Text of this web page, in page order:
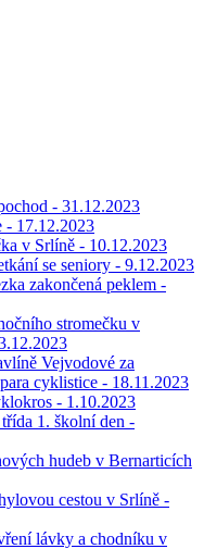
- 31.12.2023
- 17.12.2023
v Srlíně - 10.12.2023
se seniory - 9.12.2023
zakončená peklem -
stromečku v
Vejvodové za
cyklistice - 18.11.2023
- 1.10.2023
1. školní den -
hudeb v Bernarticích
cestou v Srlíně -
lávky a chodníku v